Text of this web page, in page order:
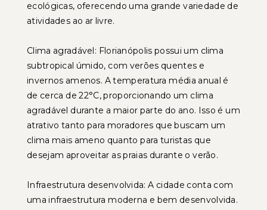
ecológicas, oferecendo uma grande variedade de
atividades ao ar livre.
Clima agradável: Florianópolis possui um clima
subtropical úmido, com verões quentes e
invernos amenos. A temperatura média anual é
de cerca de 22°C, proporcionando um clima
agradável durante a maior parte do ano. Isso é um
atrativo tanto para moradores que buscam um
clima mais ameno quanto para turistas que
desejam aproveitar as praias durante o verão.
Infraestrutura desenvolvida: A cidade conta com
uma infraestrutura moderna e bem desenvolvida.